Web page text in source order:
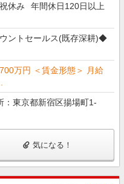
休み
年間休日120日以上
ウントセールス(既存深耕)◆
万円 ＜賃金形態＞ 月給
：東京都新宿区揚場町1-
気になる！